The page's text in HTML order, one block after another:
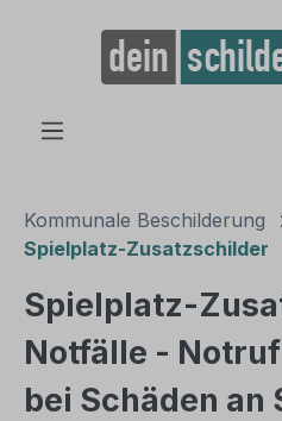
springen
Kommunale Beschilderung
Spielplatz-Zusatzschilder
Spielplatz-
Notfälle - Notruf
bei Schäden an